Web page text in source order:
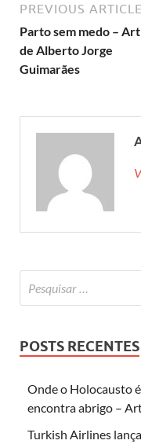
PREVIOUS ARTICLE
Parto sem medo –
de Alberto Jorge
Guimarães
POSTS RECENTES
Onde o Holocausto
encontra abrigo –
Turkish Airlines